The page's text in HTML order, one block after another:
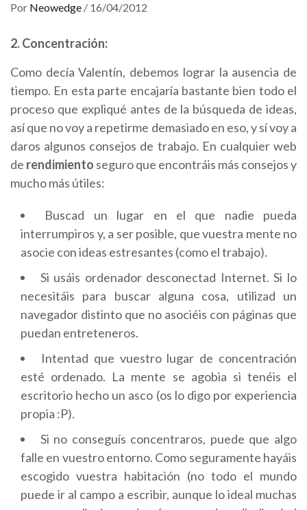
Por Neowedge / 16/04/2012
2. Concentración:
Como decía Valentín, debemos lograr la ausencia de
tiempo. En esta parte encajaría bastante bien todo el
proceso que expliqué antes de la búsqueda de ideas,
así que no voy a repetirme demasiado en eso, y sí voy a
daros algunos consejos de trabajo. En cualquier web
de rendimiento seguro que encontráis más consejos y
mucho más útiles:
Buscad un lugar en el que nadie pueda
interrumpiros y, a ser posible, que vuestra mente no
asocie con ideas estresantes (como el trabajo).
Si usáis ordenador desconectad Internet. Si lo
necesitáis para buscar alguna cosa, utilizad un
navegador distinto que no asociéis con páginas que
puedan entreteneros.
Intentad que vuestro lugar de concentración
esté ordenado. La mente se agobia si tenéis el
escritorio hecho un asco (os lo digo por experiencia
propia :P).
Si no conseguís concentraros, puede que algo
falle en vuestro entorno. Como seguramente hayáis
escogido vuestra habitación (no todo el mundo
puede ir al campo a escribir, aunque lo ideal muchas